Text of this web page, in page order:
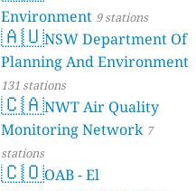
Environment 9 stations
🇦🇺NSW Department Of
Planning And Environment
131 stations
🇨🇦NWT Air Quality
Monitoring Network 7
stations
🇨🇴OAB - El